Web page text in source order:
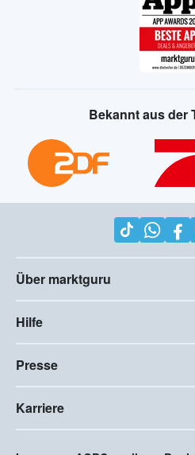
Bekannt aus der
Über marktguru
Hilfe
Presse
Karriere